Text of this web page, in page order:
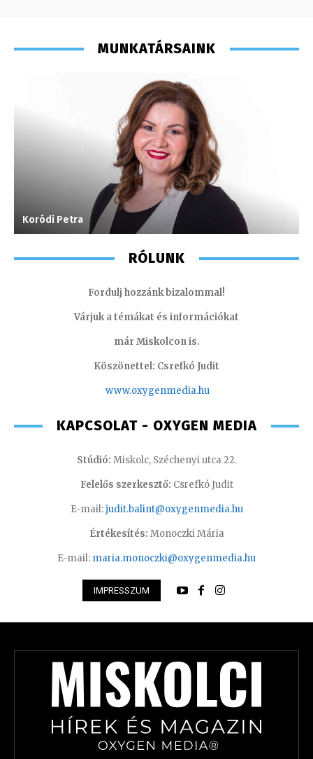
MUNKATÁRSAINK
Koródi Petra
RÓLUNK
Fordulj hozzánk bizalommal!
Várjuk a témákat és információkat
már Miskolcon is.
Köszönettel: Csrefkó Judit
www.oxygenmedia.hu
KAPCSOLAT - OXYGEN MEDIA
Stúdió: Miskolc, Széchenyi utca 22.
Felelős szerkesztő: Csrefkó Judit
E-mail:judit.balint@oxygenmedia.hu
Értékesítés: Monoczki Mária
E-mail: maria.monoczki@oxygenmedia.hu
IMPRESSZUM